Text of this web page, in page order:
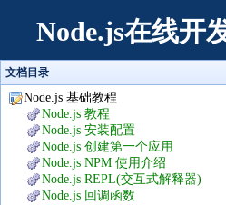
Node.js在线开
文档目录
Node.js 基础教程
Node.js 教程
Node.js 安装配置
Node.js 创建第一个应用
Node.js NPM 使用介绍
Node.js REPL(交互式解释器)
Node.js 回调函数